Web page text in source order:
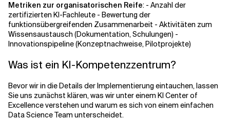
Metriken zur organisatorischen Reife: - Anzahl der
zertifizierten KI-Fachleute - Bewertung der
funktionsübergreifenden Zusammenarbeit - Aktivitäten zum
Wissensaustausch (Dokumentation, Schulungen) -
Innovationspipeline (Konzeptnachweise, Pilotprojekte)
Was ist ein KI-Kompetenzzentrum?
Bevor wir in die Details der Implementierung eintauchen, lassen
Sie uns zunächst klären, was wir unter einem KI Center of
Excellence verstehen und warum es sich von einem einfachen
Data Science Team unterscheidet.